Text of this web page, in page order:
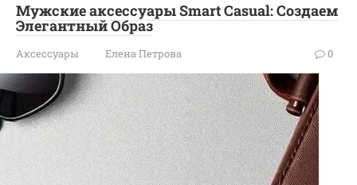
Мужские аксессуары Smart Casual: Создаем
Элегантный Образ
Аксессуары Елена Петрова 0